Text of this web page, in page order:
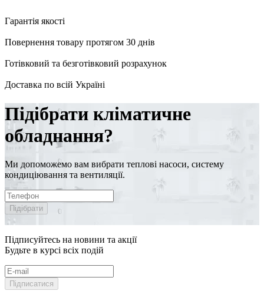
Гарантія якості
Повернення товару протягом 30 днів
Готівковий та безготівковий розрахунок
Доставка по всій Україні
Підібрати кліматичне
обладнання?
Ми допоможемо вам вибрати теплові насоси, систему
кондиціювання та вентиляції.
Підібрати
Підписуйтесь на новини та акції
Будьте в курсі всіх подій
Підписатися